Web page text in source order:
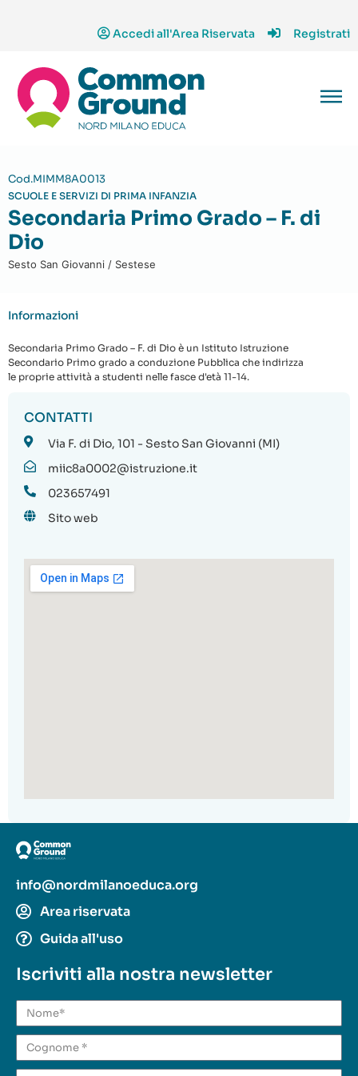
Accedi all'Area Riservata Registrati
Cod.MIMM8A0013
SCUOLE E SERVIZI DI PRIMA INFANZIA
Secondaria Primo Grado – F. di
Dio
Sesto San Giovanni / Sestese
Informazioni
Secondaria Primo Grado – F. di Dio è un Istituto Istruzione
Secondario Primo grado a conduzione Pubblica che indirizza
le proprie attività a studenti nelle fasce d'età 11-14.
CONTATTI
Via F. di Dio, 101 - Sesto San Giovanni (MI)
miic8a0002@istruzione.it
023657491
Sito web
info@nordmilanoeduca.org
Area riservata
Guida all'uso
Iscriviti alla nostra newsletter